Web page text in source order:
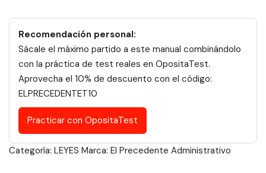
Ley
del
Estatuto
Básico
del
Empleado
Público
de
ELPRECEDENTE
Recomendación personal:
Sácale el máximo partido a este manual combinándolo
con la práctica de test reales en OpositaTest.
Aprovecha el 10% de descuento con el código:
ELPRECEDENTET10
Practicar con OpositaTest
Categoría: LEYES Marca: El Precedente Administrativo